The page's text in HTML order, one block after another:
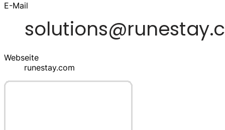
E-Mail
Webseite
runestay.com